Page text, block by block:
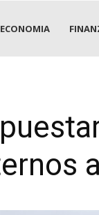
ECONOMIA